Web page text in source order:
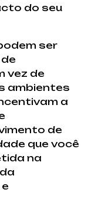
do seu
ser
vez de
ambientes
a
de
que você
na